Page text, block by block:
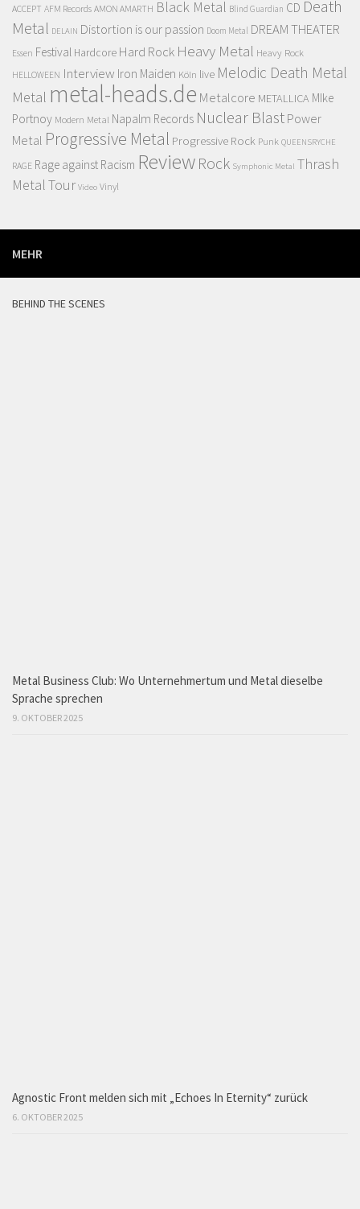
ACCEPT AFM Records AMON AMARTH Black Metal Blind Guardian CD Death
Metal DELAIN Distortion is our passion Doom Metal DREAM THEATER
Essen Festival Hardcore Hard Rock Heavy Metal Heavy Rock
HELLOWEEN Interview Iron Maiden Köln live Melodic Death Metal
Metal metal-heads.de Metalcore METALLICA MIke
Portnoy Modern Metal Napalm Records Nuclear Blast Power
Metal Progressive Metal Progressive Rock Punk QUEENSRYCHE
RAGE Rage against Racism Review Rock Symphonic Metal Thrash
MetalTour Video Vinyl
MEHR
BEHIND THE SCENES
Metal Business Club: Wo Unternehmertum und Metal dieselbe
Sprache sprechen
9. OKTOBER 2025
Agnostic Front melden sich mit „Echoes In Eternity“ zurück
6. OKTOBER 2025